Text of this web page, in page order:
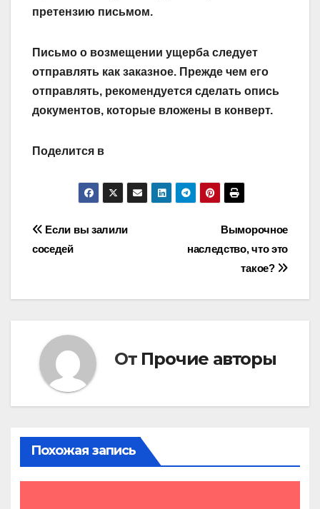
претензию письмом.
Письмо о возмещении ущерба следует
отправлять как заказное. Прежде чем его
отправлять, рекомендуется сделать опись
документов, которые вложены в конверт.
Поделится в
Навигация
по
записям
Выморочное
наследство, что это
такое?
Если вы залили
соседей
От Прочие авторы
Похожая запись